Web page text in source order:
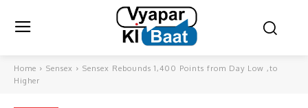
Home Sensex
Sensex Rebounds 1,400 Points from Day Low ,to
Higher